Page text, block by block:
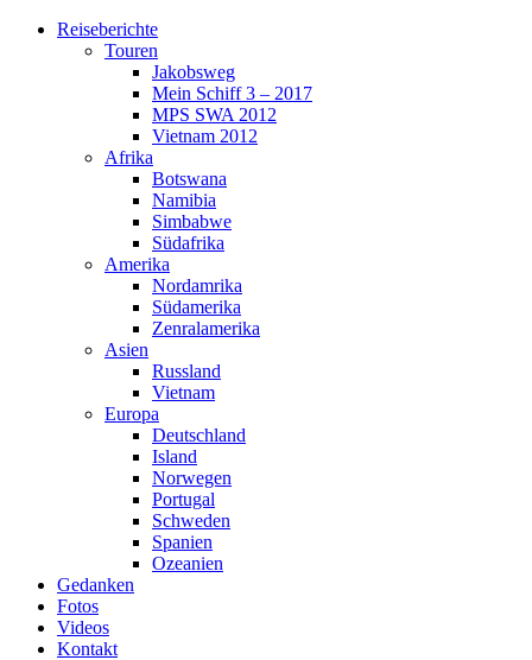
Reiseberichte
Touren
Jakobsweg
Mein Schiff 3 – 2017
MPS SWA 2012
Vietnam 2012
Afrika
Botswana
Namibia
Simbabwe
Südafrika
Amerika
Nordamrika
Südamerika
Zenralamerika
Asien
Russland
Vietnam
Europa
Deutschland
Island
Norwegen
Portugal
Schweden
Spanien
Ozeanien
Gedanken
Fotos
Videos
Kontakt